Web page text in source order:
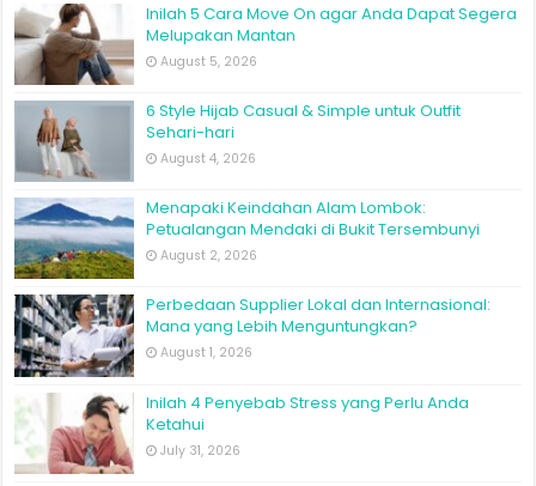
Inilah 5 Cara Move On agar Anda Dapat Segera
Melupakan Mantan
August 5, 2026
6 Style Hijab Casual & Simple untuk Outfit
Sehari-hari
August 4, 2026
Menapaki Keindahan Alam Lombok:
Petualangan Mendaki di Bukit Tersembunyi
August 2, 2026
Perbedaan Supplier Lokal dan Internasional:
Mana yang Lebih Menguntungkan?
August 1, 2026
Inilah 4 Penyebab Stress yang Perlu Anda
Ketahui
July 31, 2026